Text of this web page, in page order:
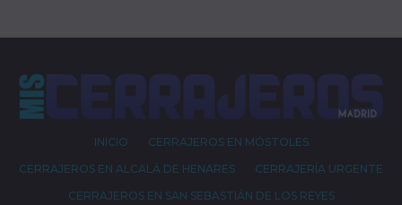
INICIO
CERRAJEROS EN MÓSTOLES
CERRAJEROS EN ALCALÁ DE HENARES
CERRAJERÍA URGENTE
CERRAJEROS EN SAN SEBASTIÁN DE LOS REYES